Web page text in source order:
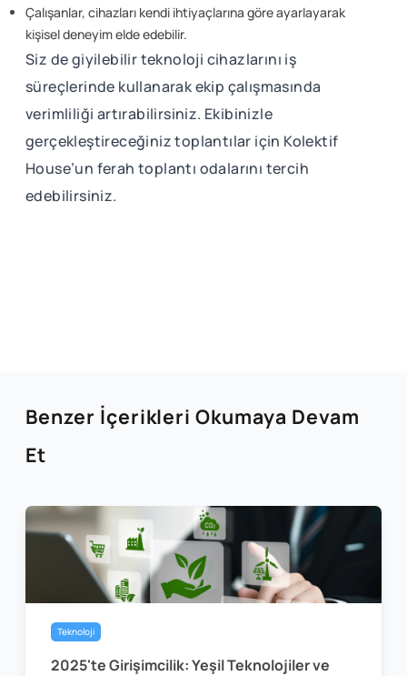
Çalışanlar, cihazları kendi ihtiyaçlarına göre ayarlayarak
kişisel deneyim elde edebilir.
Siz de giyilebilir teknoloji cihazlarını iş
süreçlerinde kullanarak ekip çalışmasında
verimliliği artırabilirsiniz. Ekibinizle
gerçekleştireceğiniz toplantılar için Kolektif
House’un ferah toplantı odalarını tercih
edebilirsiniz.
Benzer İçerikleri Okumaya Devam
Et
Teknoloji
2025'te Girişimcilik: Yeşil Teknolojiler ve